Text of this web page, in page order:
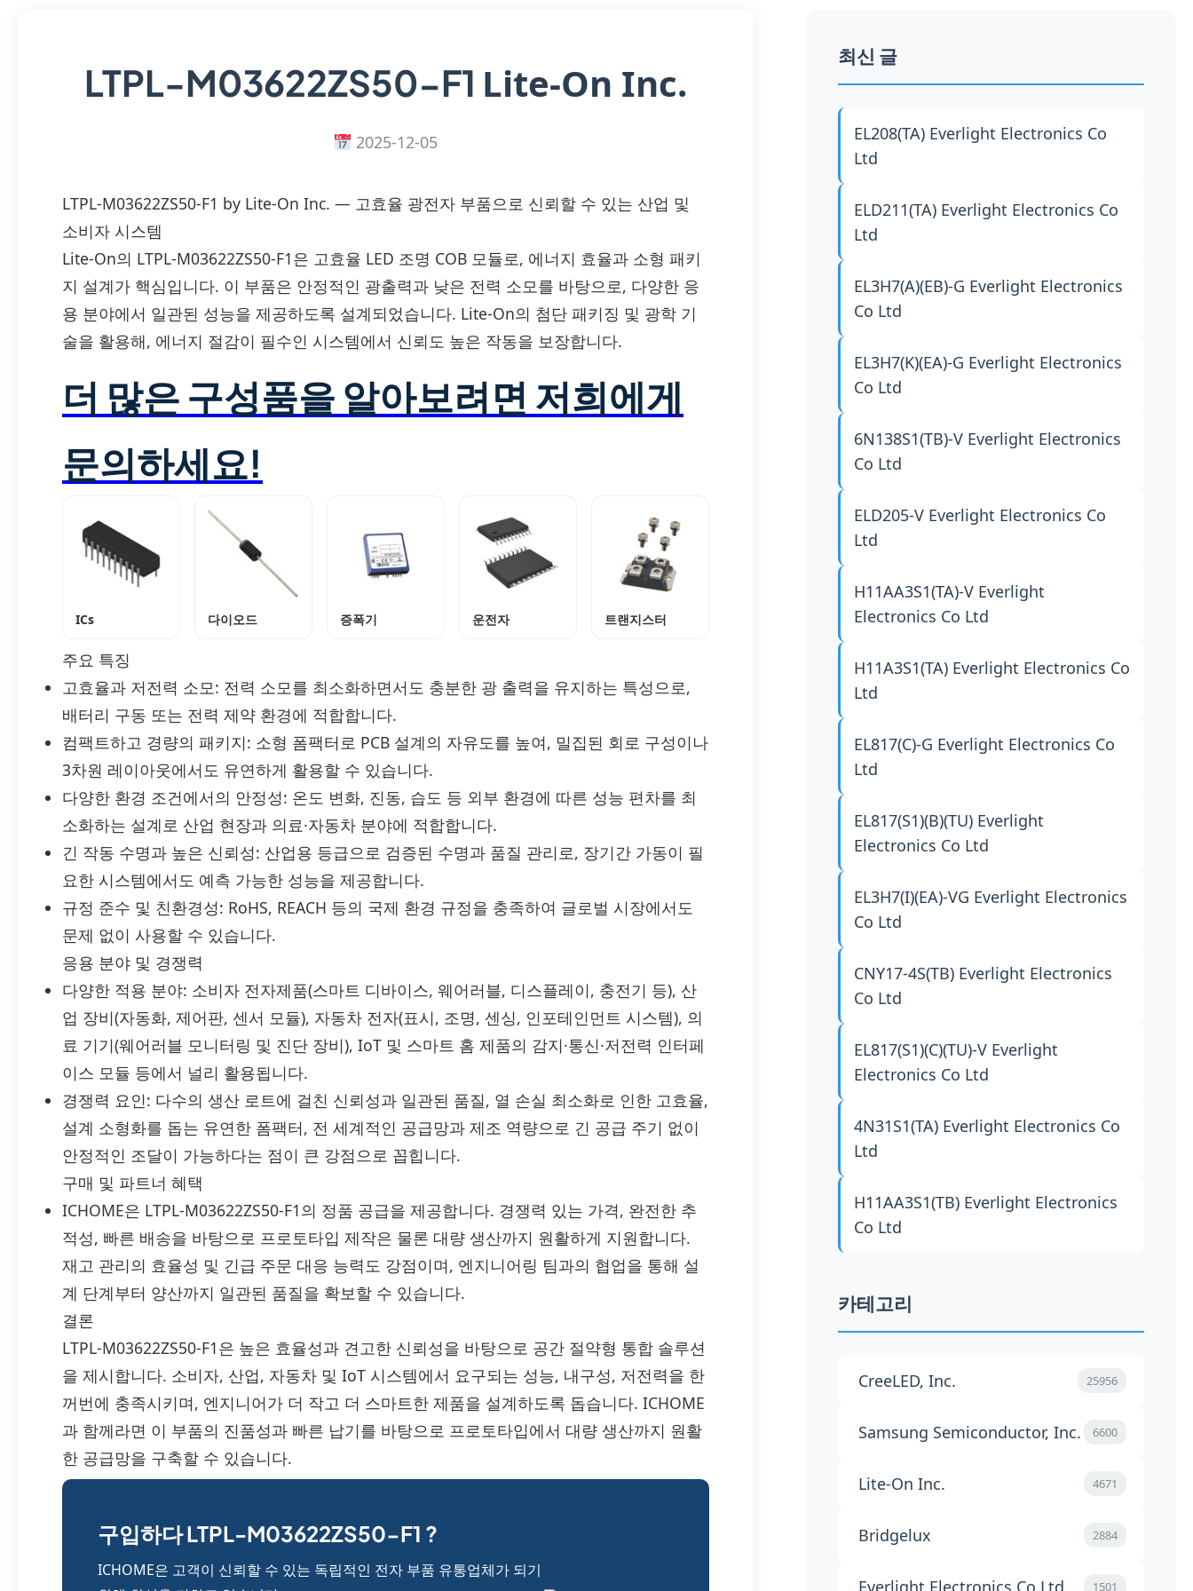
LTPL-M03622ZS50-F1 Lite-On Inc.
2025-12-05
LTPL-M03622ZS50-F1 by Lite-On Inc. — 고효율 광전자 부품으로 신뢰할 수 있는 산업 및
소비자 시스템
Lite-On의 LTPL-M03622ZS50-F1은 고효율 LED 조명 COB 모듈로, 에너지 효율과 소형 패키
지 설계가 핵심입니다. 이 부품은 안정적인 광출력과 낮은 전력 소모를 바탕으로, 다양한 응
용 분야에서 일관된 성능을 제공하도록 설계되었습니다. Lite-On의 첨단 패키징 및 광학 기
술을 활용해, 에너지 절감이 필수인 시스템에서 신뢰도 높은 작동을 보장합니다.
더 많은 구성품을 알아보려면 저희에게
문의하세요!
ICs 다이오드 증폭기 운전자 트랜지스터
주요 특징
고효율과 저전력 소모: 전력 소모를 최소화하면서도 충분한 광 출력을 유지하는 특성으로,
배터리 구동 또는 전력 제약 환경에 적합합니다.
컴팩트하고 경량의 패키지: 소형 폼팩터로 PCB 설계의 자유도를 높여, 밀집된 회로 구성이나
3차원 레이아웃에서도 유연하게 활용할 수 있습니다.
다양한 환경 조건에서의 안정성: 온도 변화, 진동, 습도 등 외부 환경에 따른 성능 편차를 최
소화하는 설계로 산업 현장과 의료·자동차 분야에 적합합니다.
긴 작동 수명과 높은 신뢰성: 산업용 등급으로 검증된 수명과 품질 관리로, 장기간 가동이 필
요한 시스템에서도 예측 가능한 성능을 제공합니다.
규정 준수 및 친환경성: RoHS, REACH 등의 국제 환경 규정을 충족하여 글로벌 시장에서도
문제 없이 사용할 수 있습니다.
응용 분야 및 경쟁력
다양한 적용 분야: 소비자 전자제품(스마트 디바이스, 웨어러블, 디스플레이, 충전기 등), 산
업 장비(자동화, 제어판, 센서 모듈), 자동차 전자(표시, 조명, 센싱, 인포테인먼트 시스템), 의
료 기기(웨어러블 모니터링 및 진단 장비), IoT 및 스마트 홈 제품의 감지·통신·저전력 인터페
이스 모듈 등에서 널리 활용됩니다.
경쟁력 요인: 다수의 생산 로트에 걸친 신뢰성과 일관된 품질, 열 손실 최소화로 인한 고효율,
설계 소형화를 돕는 유연한 폼팩터, 전 세계적인 공급망과 제조 역량으로 긴 공급 주기 없이
안정적인 조달이 가능하다는 점이 큰 강점으로 꼽힙니다.
구매 및 파트너 혜택
ICHOME은 LTPL-M03622ZS50-F1의 정품 공급을 제공합니다. 경쟁력 있는 가격, 완전한 추
적성, 빠른 배송을 바탕으로 프로토타입 제작은 물론 대량 생산까지 원활하게 지원합니다.
재고 관리의 효율성 및 긴급 주문 대응 능력도 강점이며, 엔지니어링 팀과의 협업을 통해 설
계 단계부터 양산까지 일관된 품질을 확보할 수 있습니다.
결론
LTPL-M03622ZS50-F1은 높은 효율성과 견고한 신뢰성을 바탕으로 공간 절약형 통합 솔루션
을 제시합니다. 소비자, 산업, 자동차 및 IoT 시스템에서 요구되는 성능, 내구성, 저전력을 한
꺼번에 충족시키며, 엔지니어가 더 작고 더 스마트한 제품을 설계하도록 돕습니다. ICHOME
과 함께라면 이 부품의 진품성과 빠른 납기를 바탕으로 프로토타입에서 대량 생산까지 원활
한 공급망을 구축할 수 있습니다.
구입하다 LTPL-M03622ZS50-F1 ?
ICHOME은 고객이 신뢰할 수 있는 독립적인 전자 부품 유통업체가 되기
최신 글
EL208(TA) Everlight Electronics Co
Ltd
ELD211(TA) Everlight Electronics Co
Ltd
EL3H7(A)(EB)-G Everlight Electronics
Co Ltd
EL3H7(K)(EA)-G Everlight Electronics
Co Ltd
6N138S1(TB)-V Everlight Electronics
Co Ltd
ELD205-V Everlight Electronics Co
Ltd
H11AA3S1(TA)-V Everlight
Electronics Co Ltd
H11A3S1(TA) Everlight Electronics Co
Ltd
EL817(C)-G Everlight Electronics Co
Ltd
EL817(S1)(B)(TU) Everlight
Electronics Co Ltd
EL3H7(I)(EA)-VG Everlight Electronics
Co Ltd
CNY17-4S(TB) Everlight Electronics
Co Ltd
EL817(S1)(C)(TU)-V Everlight
Electronics Co Ltd
4N31S1(TA) Everlight Electronics Co
Ltd
H11AA3S1(TB) Everlight Electronics
Co Ltd
카테고리
CreeLED, Inc. 25956
Samsung Semiconductor, Inc. 6600
Lite-On Inc. 4671
Bridgelux 2884
Everlight Electronics Co Ltd 1501